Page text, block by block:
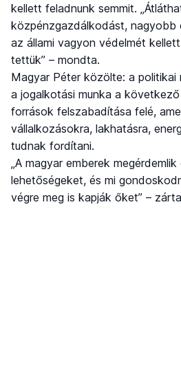
kellett feladnunk semmit.
közpénzgazdálkodást, nagyobb
az állami vagyon védelmét
tettük” – mondta.
Magyar Péter közölte: a politikai
a jogalkotási munka a
források felszabadítása felé,
vállalkozásokra, lakhatásra,
tudnak fordítani.
„A magyar emberek
lehetőségeket, és mi
végre meg is kapják őket” –